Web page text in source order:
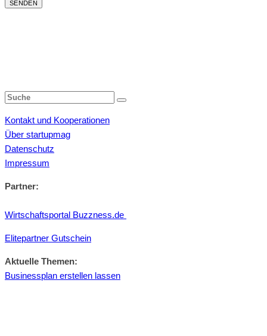
Kontakt und Kooperationen
Über startupmag
Datenschutz
Impressum
Partner:
Wirtschaftsportal Buzzness.de
Elitepartner Gutschein
Aktuelle Themen:
Businessplan erstellen lassen